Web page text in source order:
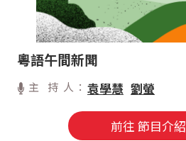
粵語午間新聞
主 持 人： 袁學慧 劉螢
前往 節目介紹